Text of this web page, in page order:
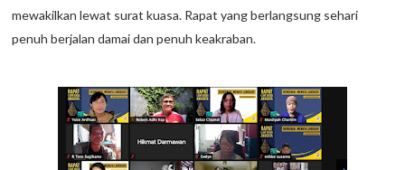
mewakilkan lewat surat kuasa. Rapat yang berlangsung sehari
penuh berjalan damai dan penuh keakraban.